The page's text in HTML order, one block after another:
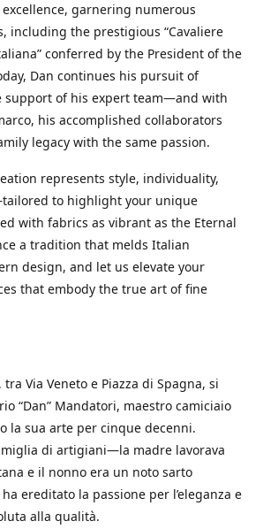
garnering numerous
including the prestigious “Cavaliere
conferred by the President of the
Dan continues his pursuit of
support of his expert team—and with
his accomplished collaborators
legacy with the same passion.
represents style, individuality,
to highlight your unique
with fabrics as vibrant as the Eternal
a tradition that melds Italian
design, and let us elevate your
that embody the true art of fine
Via Veneto e Piazza di Spagna, si
“Dan” Mandatori, maestro camiciaio
la sua arte per cinque decenni.
di artigiani—la madre lavorava
e il nonno era un noto sarto
ereditato la passione per l’eleganza e
alla qualità.